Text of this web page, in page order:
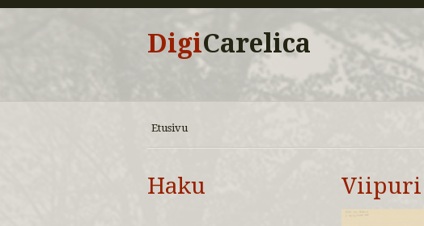
DigiCarelica
Etusivu
Haku Viipuri